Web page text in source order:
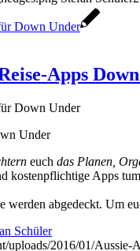
Apps
Under
euch das Planen,
kostenpflichtige Apps
werden abgedeckt. Um
Schüler
uploads/2016/01/Aussie-